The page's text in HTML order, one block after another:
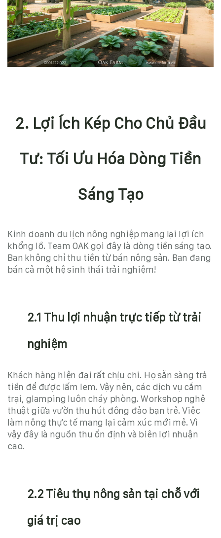
2. Lợi Ích Kép Cho Chủ Đầu
Tư: Tối Ưu Hóa Dòng Tiền
Sáng Tạo
Kinh doanh du lịch nông nghiệp mang lại lợi ích
khổng lồ. Team OAK gọi đây là dòng tiền sáng tạo.
Bạn không chỉ thu tiền từ bán nông sản. Bạn đang
bán cả một hệ sinh thái trải nghiệm!
2.1 Thu lợi nhuận trực tiếp từ trải
nghiệm
Khách hàng hiện đại rất chịu chi. Họ sẵn sàng trả
tiền để được lấm lem. Vậy nên, các dịch vụ cắm
trại, glamping luôn cháy phòng. Workshop nghệ
thuật giữa vườn thu hút đông đảo bạn trẻ. Việc
làm nông thực tế mang lại cảm xúc mới mẻ. Vì
vậy đây là nguồn thu ổn định và biên lợi nhuận
cao.
2.2 Tiêu thụ nông sản tại chỗ với
giá trị cao